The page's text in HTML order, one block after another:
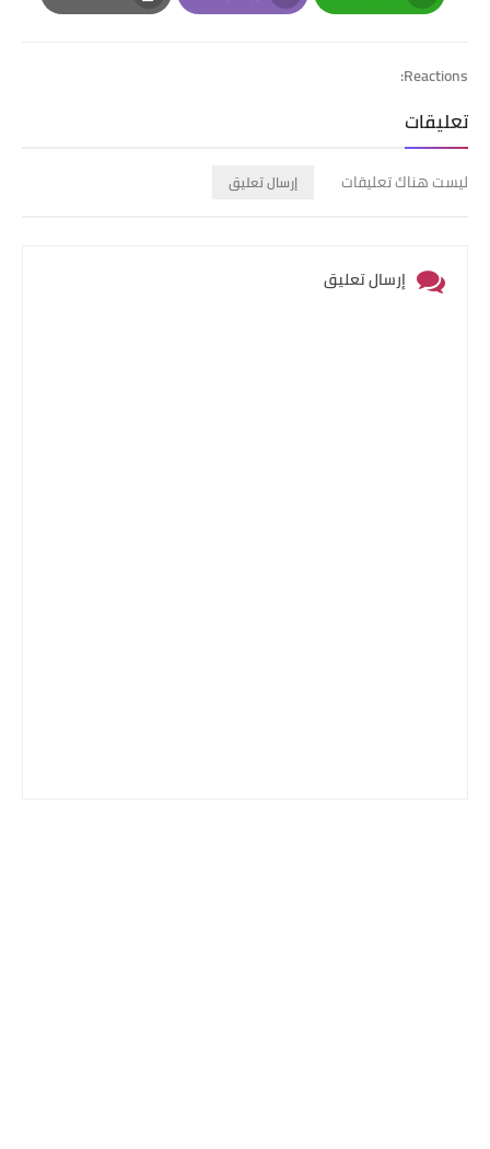
Whatsapp
Email
Print
Reactions:
تعليقات
ليست هناك تعليقات إرسال تعليق
إرسال تعليق